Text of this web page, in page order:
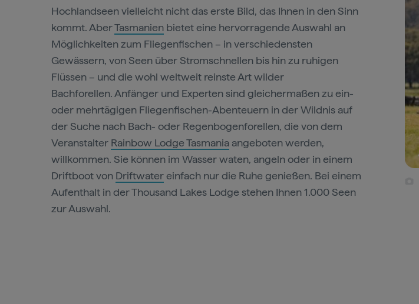
Hochlandseen vielleicht nicht das erste Bild, das Ihnen in den Sinn
kommt. AberTasmanien bietet eine hervorragende Auswahl an
Möglichkeiten zum Fliegenfischen – in verschiedensten
Gewässern, von Seen über Stromschnellen bis hin zu ruhigen
Flüssen – und die wohl weltweit reinste Art wilder
Bachforellen. Anfänger und Experten sind gleichermaßen zu ein-
oder mehrtägigen Fliegenfischen-Abenteuern in der Wildnis auf
der Suche nach Bach- oder Regenbogenforellen, die von dem
Veranstalter Rainbow Lodge Tasmania angeboten werden,
willkommen. Sie können im Wasser waten, angeln oder in einem
Driftboot von Driftwatereinfach nur die Ruhe genießen. Bei einem
Aufenthalt in der Thousand Lakes Lodge stehen Ihnen 1.000 Seen
zur Auswahl.